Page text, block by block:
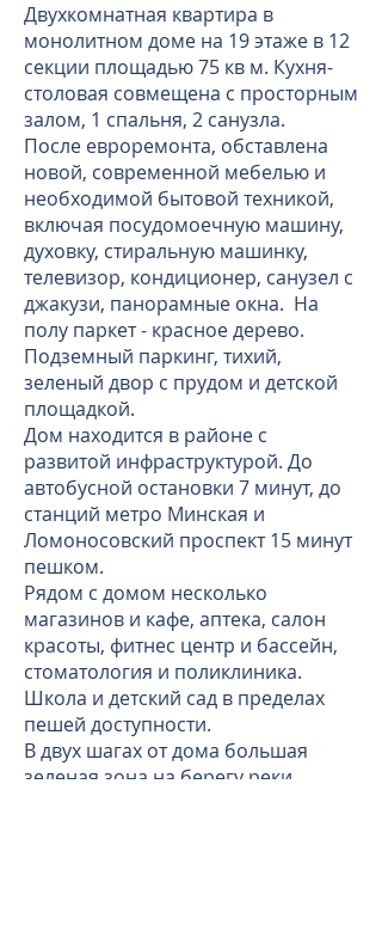
Двухкомнатная квартира в
монолитном доме на 19 этаже в 12
секции площадью 75 кв м. Кухня-
столовая совмещена с просторным
залом, 1 спальня, 2 санузла.
После евроремонта, обставлена
новой, современной мебелью и
необходимой бытовой техникой,
включая посудомоечную машину,
духовку, стиральную машинку,
телевизор, кондиционер, санузел с
джакузи, панорамные окна. На
полу паркет - красное дерево.
Подземный паркинг, тихий,
зеленый двор с прудом и детской
площадкой.
Дом находится в районе с
развитой инфраструктурой. До
автобусной остановки 7 минут, до
станций метро Минская и
Ломоносовский проспект 15 минут
пешком.
Рядом с домом несколько
магазинов и кафе, аптека, салон
красоты, фитнес центр и бассейн,
стоматология и поликлиника.
Школа и детский сад в пределах
пешей доступности.
В двух шагах от дома большая
зеленая зона на берегу реки